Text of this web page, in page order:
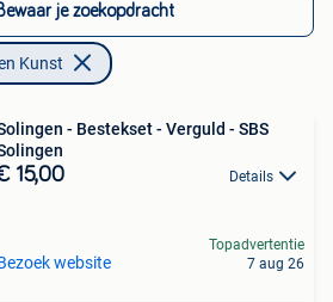
je zoekopdracht
Kunst
- Bestekset - Verguld - SBS
15,00 Details
website
Topadvertentie
7 aug 26